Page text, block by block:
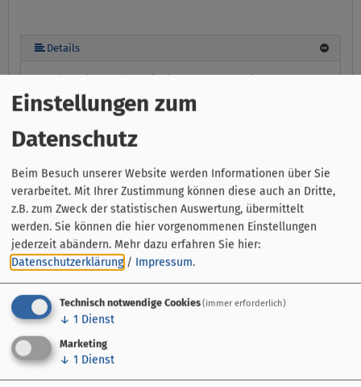
Details
Alle Einzelzimmer sind mit einer modernen Klimaanlage, TV,
Telefon und Minibar ausgestattet. Verbindung zum Internet
erhalten Sie kostenfrei über WLAN.
Ausstattung: 1 Schlafraum, Bettwäsche vorhanden,
Föhn, Heizung, Klimaanlage im Zimmer, Kosmetikspiegel,
Kühlschrank, Rauchmelder, Schreibtisch, Telefon im Zimmer
Sanitär: Dusche, WC, WC und Dusche, WaschbeckenLage:
Altbau, Haupthaus
Verfügbarkeiten anzeigen
Mehrbettzimmer mit WC und Dusche
Einstellungen zum
Datenschutz
Beim Besuch unserer Website werden Informationen über Sie
verarbeitet. Mit Ihrer Zustimmung können diese auch an Dritte,
z.B. zum Zweck der statistischen Auswertung, übermittelt
werden. Sie können die hier vorgenommenen Einstellungen
jederzeit abändern. Mehr dazu erfahren Sie hier:
Datenschutzerklärung / Impressum.
Technisch notwendige Cookies(immer erforderlich)
↓ 1 Dienst
Marketing
↓ 1 Dienst